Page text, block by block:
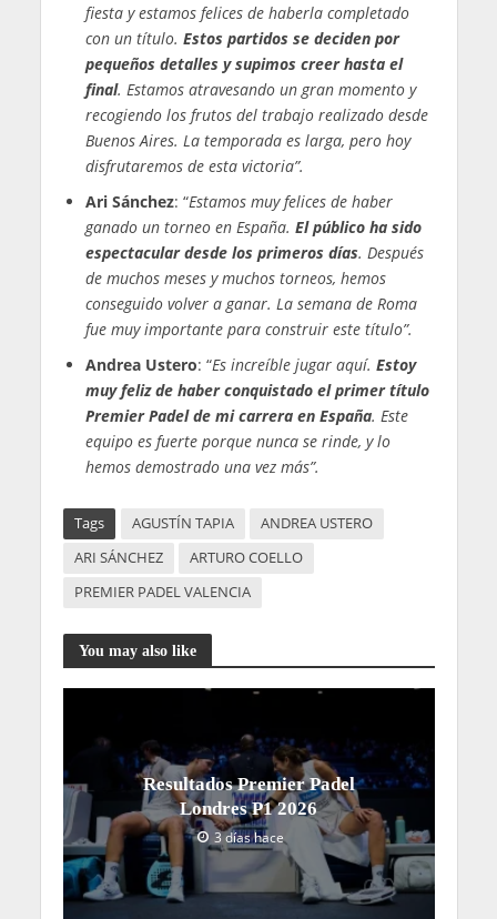
fiesta y estamos felices de haberla completado
con un título. Estos partidos se deciden por
pequeños detalles y supimos creer hasta el
final. Estamos atravesando un gran momento y
recogiendo los frutos del trabajo realizado desde
Buenos Aires. La temporada es larga, pero hoy
disfrutaremos de esta victoria”.
Ari Sánchez: “Estamos muy felices de haber
ganado un torneo en España. El público ha sido
espectacular desde los primeros días. Después
de muchos meses y muchos torneos, hemos
conseguido volver a ganar. La semana de Roma
fue muy importante para construir este título”.
Andrea Ustero: “Es increíble jugar aquí. Estoy
muy feliz de haber conquistado el primer título
Premier Padel de mi carrera en España. Este
equipo es fuerte porque nunca se rinde, y lo
hemos demostrado una vez más”.
Tags AGUSTÍN TAPIA
ANDREA USTERO
ARI SÁNCHEZ
ARTURO COELLO
PREMIER PADEL VALENCIA
You may also like
Resultados Premier Padel
Londres P1 2026
3 días hace